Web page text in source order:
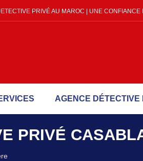
PRIVÉ AU MAROC | UNE
AGENCE
PRIVÉ